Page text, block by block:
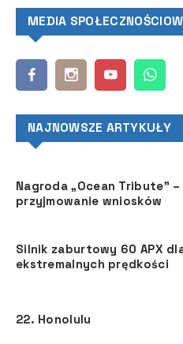
MEDIA
NAJNOWSZE ARTYKUŁY
Nagroda „Ocean Tribute”
przyjmowanie wniosków
Silnik zaburtowy 60 APX
ekstremalnych prędkości
22. Honolulu